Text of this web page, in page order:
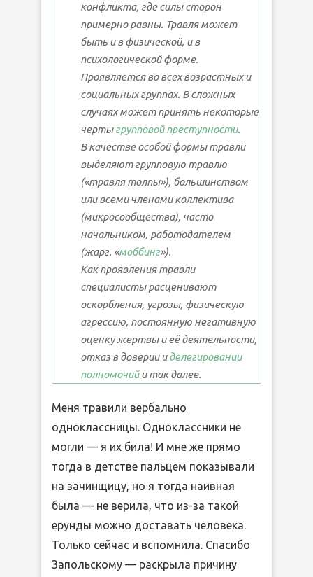
конфликта, где силы сторон
примерно равны. Травля может
быть и в физической, и в
психологической форме.
Проявляется во всех возрастных и
социальных группах. В сложных
случаях может принять некоторые
чертыгрупповой преступности.
В качестве особой формы травли
выделяют групповую травлю
(«травля толпы»), большинством
или всеми членами коллектива
(микросообщества), часто
начальником, работодателем
(жарг. «моббинг»).
Как проявления травли
специалисты расценивают
оскорбления, угрозы, физическую
агрессию, постоянную негативную
оценку жертвы и её деятельности,
отказ в доверии иделегировании
полномочийи так далее.
Меня травили вербально
одноклассницы. Одноклассники не
могли — я их била! И мне же прямо
тогда в детстве пальцем показывали
на зачинщицу, но я тогда наивная
была — не верила, что из-за такой
ерунды можно доставать человека.
Только сейчас и вспомнила. Спасибо
Запольскому — раскрыла причину